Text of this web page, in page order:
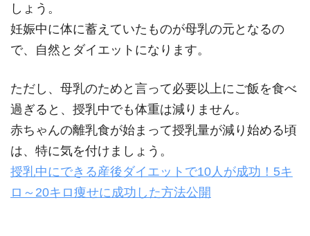
しょう。
妊娠中に体に蓄えていたものが母乳の元となるの
で、自然とダイエットになります。
ただし、母乳のためと言って必要以上にご飯を食べ
過ぎると、授乳中でも体重は減りません。
赤ちゃんの離乳食が始まって授乳量が減り始める頃
は、特に気を付けましょう。
授乳中にできる産後ダイエットで10人が成功！5キ
ロ～20キロ痩せに成功した方法公開